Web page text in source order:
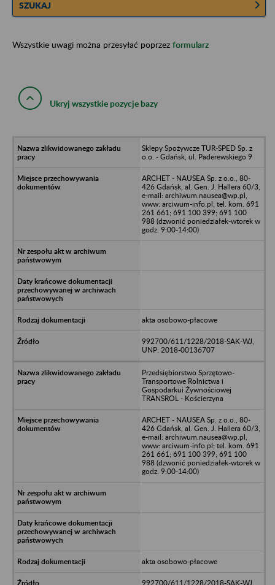
SZUKAJ
Wszystkie uwagi można przesyłać poprzez formularz
Ukryj wszystkie pozycje bazy
Sklepy Spożywcze TUR-SPED Sp. z
o.o. - Gdańsk, ul. Paderewskiego 9
ARCHET - NAUSEA Sp. z o.o., 80-
426 Gdańsk, al. Gen. J. Hallera 60/3,
e-mail: archiwum.nausea@wp.pl,
www: arciwum-info.pl; tel. kom. 691
261 661; 691 100 399; 691 100
988 (dzwonić poniedziałek-wtorek w
godz. 9:00-14:00)
akta osobowo-płacowe
992700/611/1228/2018-SAK-WJ,
UNP: 2018-00136707
Przedsiębiorstwo Sprzętowo-
Transportowe Rolnictwa i
Gospodarkui Żywnościowej
TRANSROL - Kościerzyna
ARCHET - NAUSEA Sp. z o.o., 80-
426 Gdańsk, al. Gen. J. Hallera 60/3,
e-mail: archiwum.nausea@wp.pl,
www: arciwum-info.pl; tel. kom. 691
261 661; 691 100 399; 691 100
988 (dzwonić poniedziałek-wtorek w
godz. 9:00-14:00)
akta osobowo-płacowe
992700/611/1228/2018-SAK-WJ,